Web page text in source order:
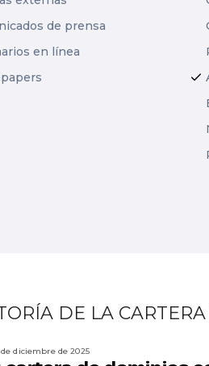
de prensa
en línea
DE LA
de diciembre de 2025